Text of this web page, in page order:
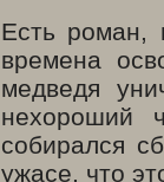
Есть роман,
времена
медведя
нехороший
собирался
ужасе, что